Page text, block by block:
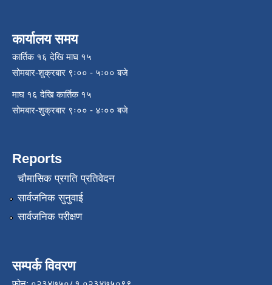
कार्यालय समय
कार्तिक १६ देखि माघ १५
सोमबार-शुक्रबार ९ः०० - ५ः०० बजे
माघ १६ देखि कार्तिक १५
सोमबार-शुक्रबार ९ः०० - ४ः०० बजे
Reports
चौमासिक प्रगति प्रतिवेदन
सार्वजनिक सुनुवाई
सार्वजनिक परीक्षण
सम्पर्क विवरण